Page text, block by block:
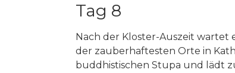
Tag 8
Nach der Kloster-Auszeit wartet
der zauberhaftesten Orte in
buddhistischen Stupa und lädt